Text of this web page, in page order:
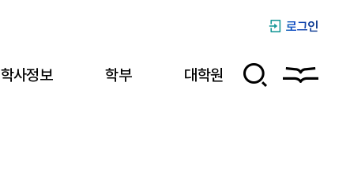
로그인
학사정보 학부 대학원